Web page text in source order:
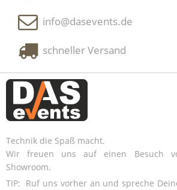
info@dasevents.de
schneller Versand
Technik die Spaß macht.
Wir freuen uns auf einen Besuch
Showroom.
TIP: Ruf uns vorher an und spreche